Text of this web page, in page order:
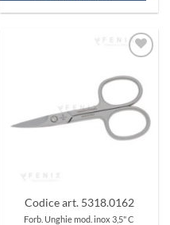
ai
preferiti
Codice art. 5318.0162
Forb. Unghie mod. inox 3,5" C